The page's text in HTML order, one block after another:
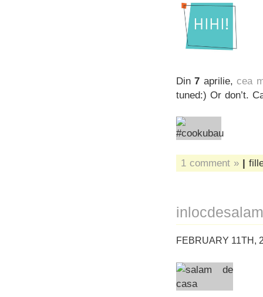
Din 7 aprilie,cea
tuned:) Or don’t.
1 comment » |
FEBRUARY 11TH,